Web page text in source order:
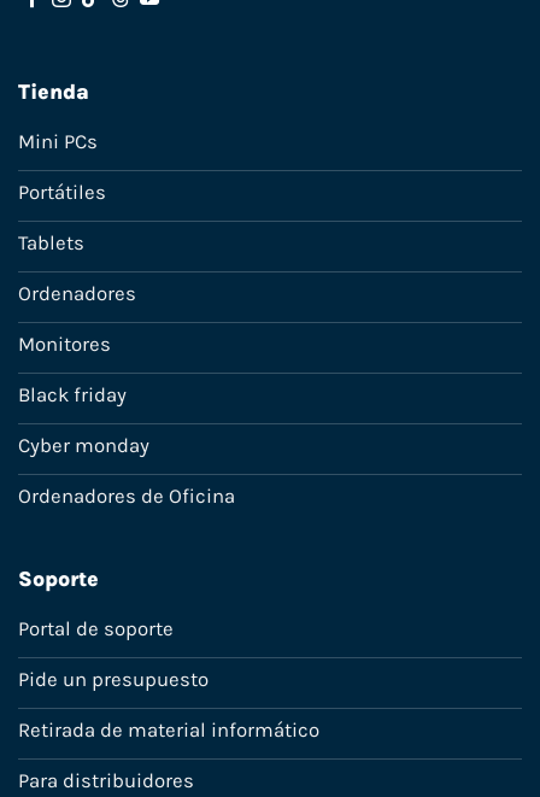
Tienda
Mini PCs
Portátiles
Tablets
Ordenadores
Monitores
Black friday
Cyber monday
Ordenadores de Oficina
Soporte
Portal de soporte
Pide un presupuesto
Retirada de material informático
Para distribuidores